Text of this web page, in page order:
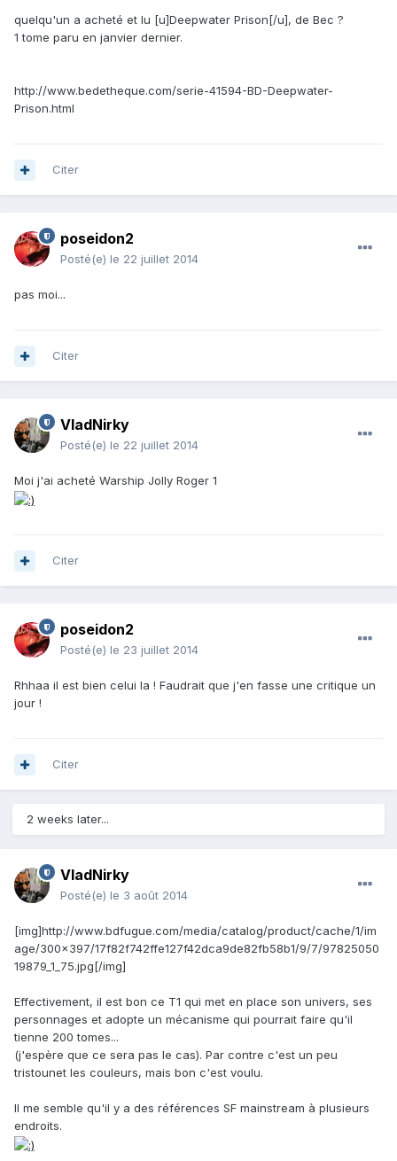
quelqu'un a acheté et lu [u]Deepwater Prison[/u], de Bec ?
1 tome paru en janvier dernier.
http://www.bedetheque.com/serie-41594-BD-Deepwater-
Prison.html
Citer
poseidon2
Posté(e) le 22 juillet 2014
pas moi...
Citer
VladNirky
Posté(e) le 22 juillet 2014
Moi j'ai acheté Warship Jolly Roger 1
Citer
poseidon2
Posté(e) le 23 juillet 2014
Rhhaa il est bien celui la ! Faudrait que j'en fasse une critique un
jour !
Citer
2 weeks later...
VladNirky
Posté(e) le 3 août 2014
[img]http://www.bdfugue.com/media/catalog/product/cache/1/im
age/300x397/17f82f742ffe127f42dca9de82fb58b1/9/7/97825050
19879_1_75.jpg[/img]
Effectivement, il est bon ce T1 qui met en place son univers, ses
personnages et adopte un mécanisme qui pourrait faire qu'il
tienne 200 tomes...
(j'espère que ce sera pas le cas). Par contre c'est un peu
tristounet les couleurs, mais bon c'est voulu.
Il me semble qu'il y a des références SF mainstream à plusieurs
endroits.